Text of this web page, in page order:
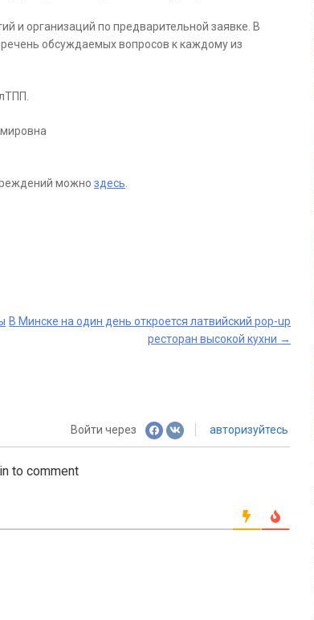
и организаций по предварительной заявке. В
обсуждаемых вопросов к каждому из
можно здесь
В Минске на один день откроется латвийский pop-up
ресторан высокой кухни →
Войти через авторизуйтесь
to comment